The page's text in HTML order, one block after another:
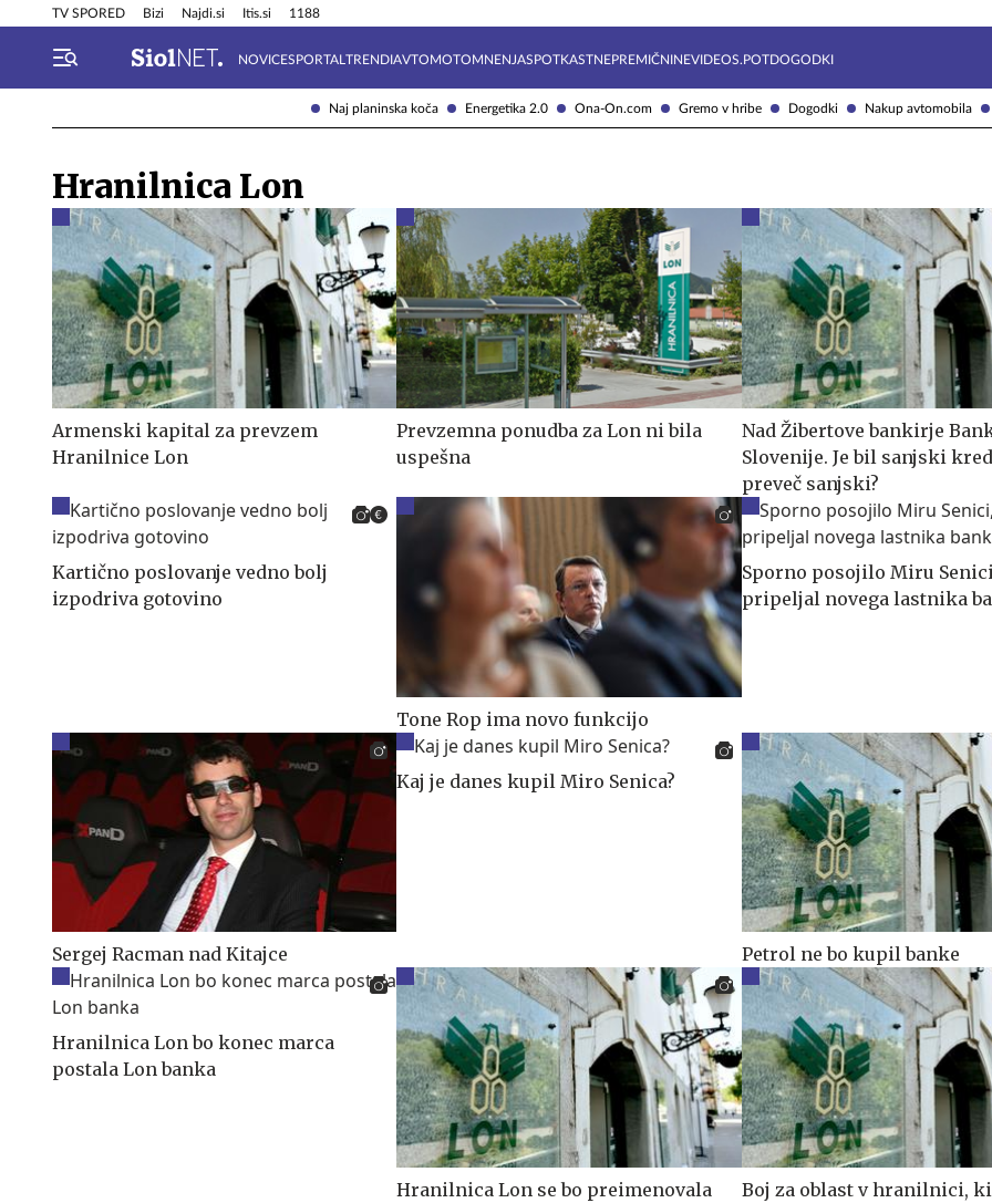
Naj planinska koča Energetika 2.0 Ona-On.com Gremo v hribe Dogodki Nakup avtomobila
TV SPORED Bizi Najdi.si Itis.si 1188
NOVICESPORTAL TRENDIAVTOMOTOMNENJASPOTKASTNEPREMIČNINEVIDEOS.POTDOGODKI
Info in obvestila Tehnik
Hranilnica Lon
Armenski kapital za prevzem
Hranilnice Lon
Prevzemna ponudba za Lon ni bila
uspešna
Nad Žibertove bankirje
Slovenije. Je bil sanjski
preveč sanjski?
Kartično poslovanje vedno bolj
izpodriva gotovino
Tone Rop ima novo funkcijo
Sporno posojilo Miru
pripeljal novega lastnika
Sergej Racman nad Kitajce
Kaj je danes kupil Miro Senica?
Petrol ne bo kupil banke
Hranilnica Lon bo konec marca
postala Lon banka
Hranilnica Lon se bo preimenovala
Boj za oblast v hranilnici,